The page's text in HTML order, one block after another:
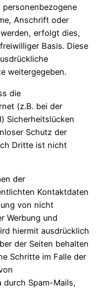
personenbezogene
Anschrift oder
erfolgt dies,
Basis. Diese
weitergegeben.
die
(z.B. bei der
Sicherheitslücken
Schutz der
Dritte ist nicht
der
Kontaktdaten
von nicht
Werbung und
hiermit ausdrücklich
der Seiten behalten
Schritte im Falle der
durch Spam-Mails,